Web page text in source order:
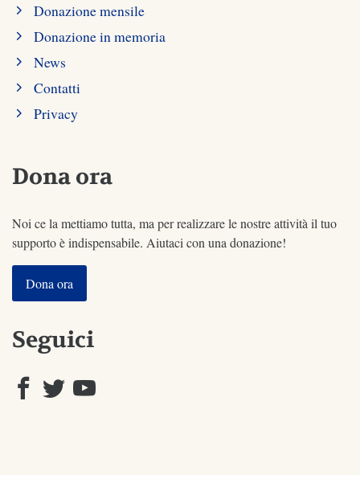
Donazione mensile
Donazione in memoria
News
Contatti
Privacy
Dona ora
Noi ce la mettiamo tutta, ma per realizzare le nostre attività il tuo
supporto è indispensabile. Aiutaci con una donazione!
Dona ora
Seguici